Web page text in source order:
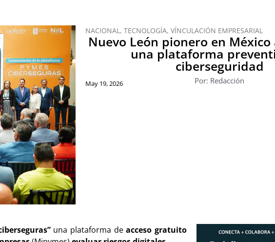
NACIONAL , TECNOLOGÍA, VÍNCULACIÓN EMPRESARIAL
Nuevo León pionero en
una plataforma
ciberseguridad
Por: Redacción
May 19, 2026
una plataforma deacceso gratuito